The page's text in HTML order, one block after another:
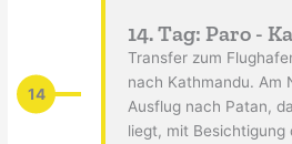
14
14. Tag: Paro -
Transfer zum
nach Kathmandu. Am
Ausflug nach Patan,
liegt, mit Besichtigung